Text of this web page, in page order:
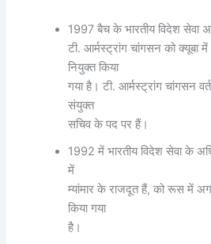
1997 बैच के भारतीय विदेश सेवा
टी. आर्मस्ट्रांग चांगसन को क्यूबा
नियुक्त किया
गया है। टी. आर्मस्ट्रांग चांगसन
संयुक्त
सचिव के पद पर हैं।
1992 में भारतीय विदेश सेवा के
में
म्यांमार के राजदूत हैं, को रूस में
किया गया
है।